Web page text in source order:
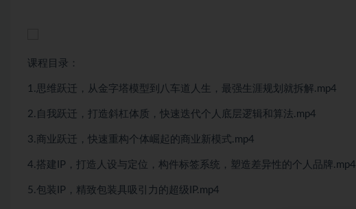
课程目录：
1.思维跃迁，从金字塔模型到八车道人生，最强生涯规划就拆解.mp4
2.自我跃迁，打造斜杠体质，快速迭代个人底层逻辑和算法.mp4
3.商业跃迁，快速重构个体崛起的商业新模式.mp4
4.搭建IP，打造人设与定位，构件标签系统，塑造差异性的个人品牌.mp4
5.包装IP，精致包装具吸引力的超级IP.mp4